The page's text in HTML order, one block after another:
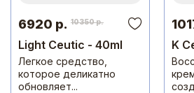
6920 р. 10350 р.
Light Ceutic - 40ml
Легкое средство,
которое деликатно
обновляет...
K